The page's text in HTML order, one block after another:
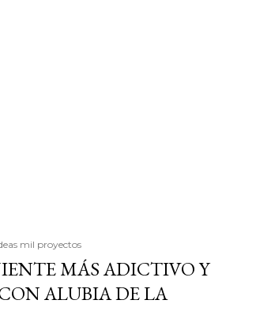
mil proyectos
MÁS ADICTIVO Y
ALUBIA DE LA